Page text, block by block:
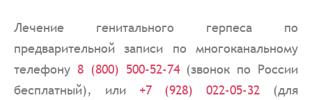
Лечение генитального герпеса по
предварительной записи по многоканальному
телефону 8 (800) 500-52-74(звонок по России
бесплатный), или +7 (928) 022-05-32 (для